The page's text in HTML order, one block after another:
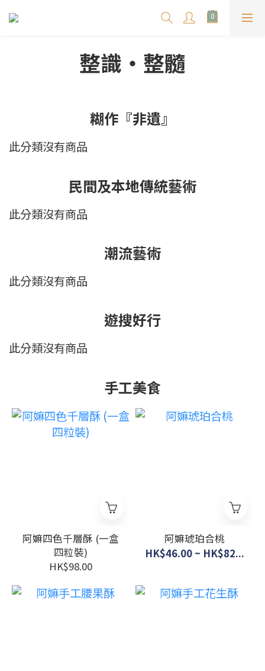
整識‧整髓
糊作『非遺』
此分類沒有商品
民間及本地傳統藝術
此分類沒有商品
潮流藝術
此分類沒有商品
遊搜好行
此分類沒有商品
手工美食
阿嫲四色千層酥 (一盒
四粒裝)
HK$98.00
阿嫲琥珀合桃
HK$46.00 ~ HK$82...